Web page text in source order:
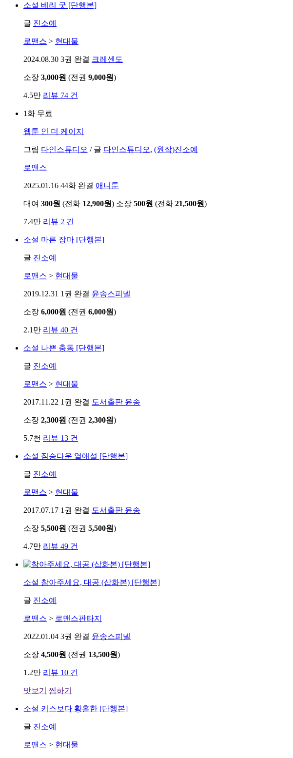
소설 베리 굿 [단행본]
글 진소예
로맨스 > 현대물
2024.08.30 3권 완결 크레센도
소장 3,000원 (전권 9,000원)
4.5만 리뷰 74 건
1화 무료
웹툰 인 더 케이지
그림 다인스튜디오 / 글 다인스튜디오, (원작)진소예
로맨스
2025.01.16 44화 완결 애니툰
대여 300원 (전화 12,900원) 소장 500원 (전화 21,500원)
7.4만 리뷰 2 건
소설 마른 장마 [단행본]
글 진소예
로맨스 > 현대물
2019.12.31 1권 완결 윤송스피넬
소장 6,000원 (전권 6,000원)
2.1만 리뷰 40 건
소설 나쁜 충동 [단행본]
글 진소예
로맨스 > 현대물
2017.11.22 1권 완결 도서출판 윤송
소장 2,300원 (전권 2,300원)
5.7천 리뷰 13 건
소설 짐승다운 열애설 [단행본]
글 진소예
로맨스 > 현대물
2017.07.17 1권 완결 도서출판 윤송
소장 5,500원 (전권 5,500원)
4.7만 리뷰 49 건
소설 참아주세요, 대공 (삽화본) [단행본]
글 진소예
로맨스 > 로맨스판타지
2022.01.04 3권 완결 윤송스피넬
소장 4,500원 (전권 13,500원)
1.2만 리뷰 10 건
맛보기 찜하기
소설 키스보다 황홀한 [단행본]
글 진소예
로맨스 > 현대물